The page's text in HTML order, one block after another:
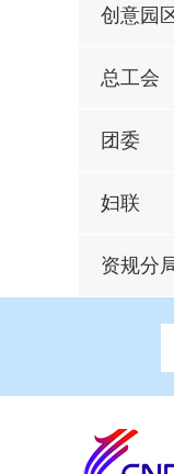
创意园
总工会
团委
妇联
资规分